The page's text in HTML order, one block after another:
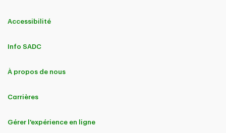
Accessibilité
Info SADC
À propos de nous
Carrières
Gérer l'expérience en ligne